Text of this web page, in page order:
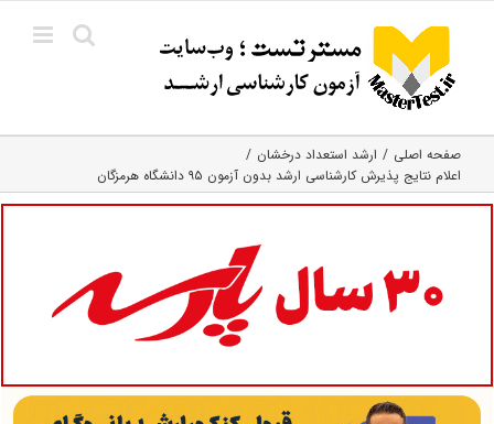
content
صفحه اصلی
ارشد استعداد درخشان
اعلام نتایج پذیرش کارشناسی ارشد بدون آزمون ۹۵ دانشگاه هرمزگان